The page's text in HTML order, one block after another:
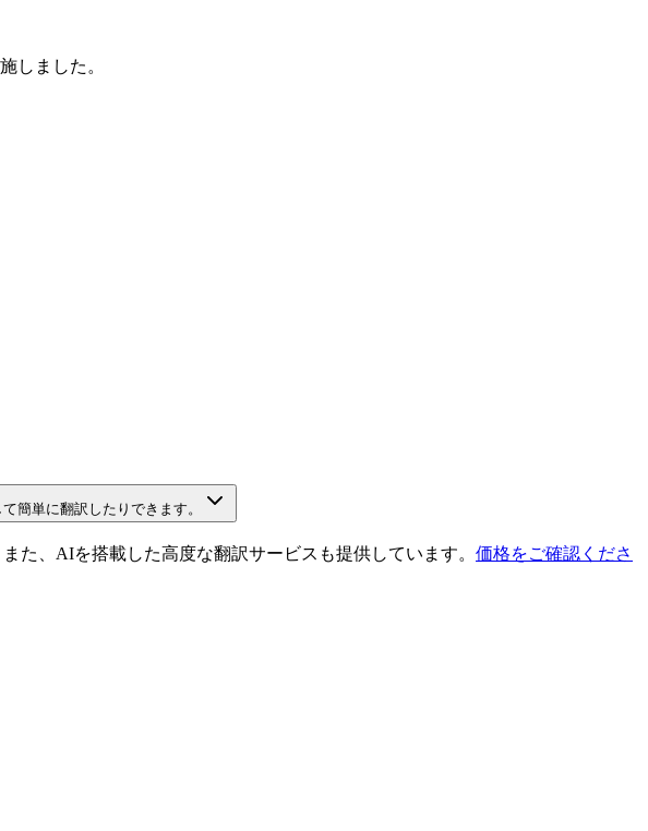
しました。
簡単に翻訳したりできます。
た、AIを搭載した高度な翻訳サービスも提供しています。 価格をご確認くださ